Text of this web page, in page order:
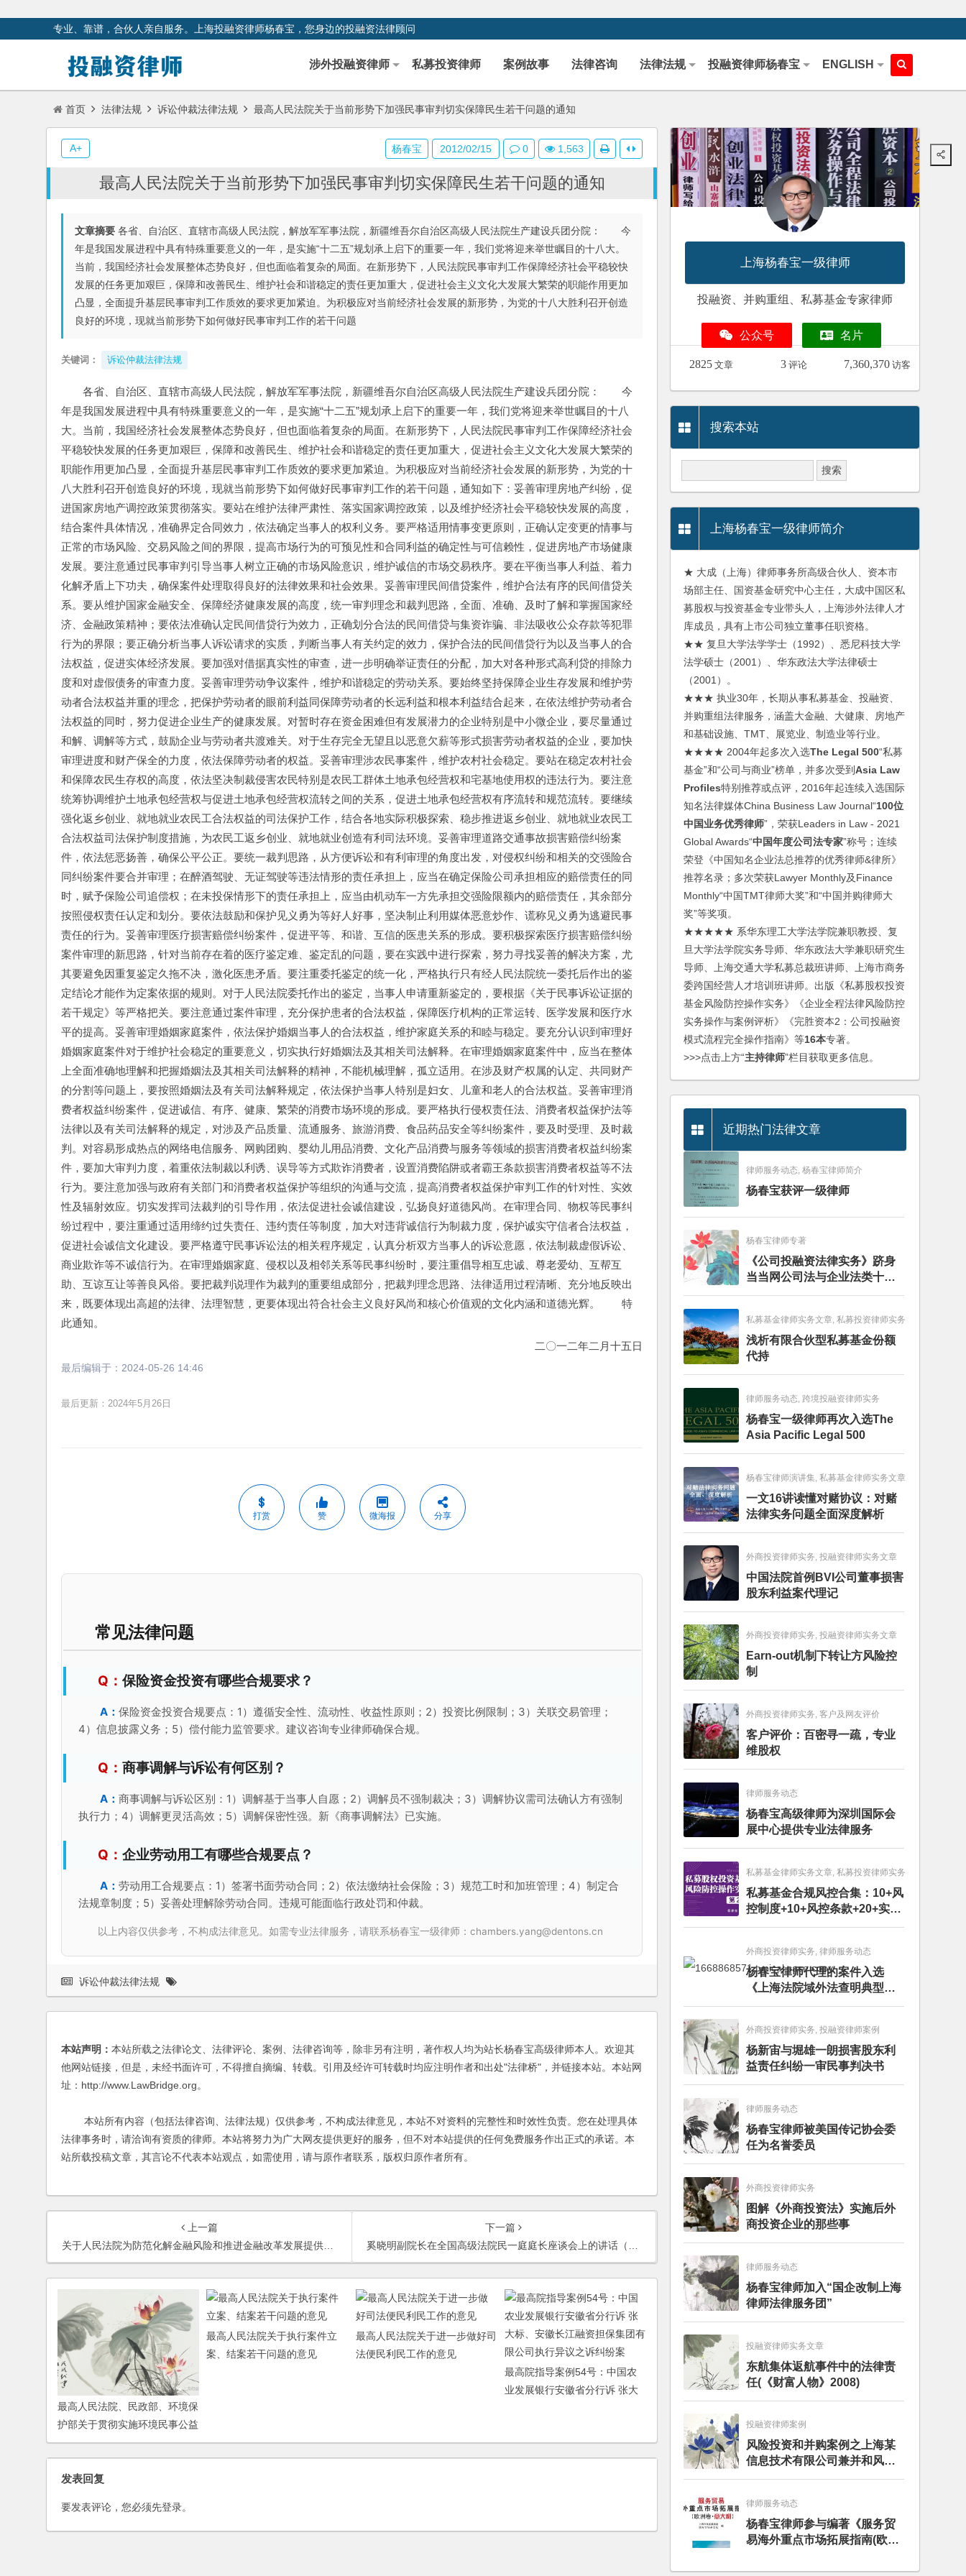
专业、靠谱，合伙人亲自服务。上海投融资律师杨春宝，您身边的投融资法律顾问
涉外投融资律师 私募投资律师 案例故事 法律咨询 法律法规 投融资律师杨春宝 ENGLISH
首页 法律法规 诉讼仲裁法律法规 最高人民法院关于当前形势下加强民事审判切实保障民生若干问题的通知
最高人民法院关于当前形势下加强民事审判切实保障民生若干问题的通知
文章摘要 各省、自治区、直辖市高级人民法院，解放军军事法院，新疆维吾尔自治区高级人民法院生产建设兵团分院： 今
年是我国发展进程中具有特殊重要意义的一年，是实施“十二五”规划承上启下的重要一年，我们党将迎来举世瞩目的十八大。
当前，我国经济社会发展整体态势良好，但也面临着复杂的局面。在新形势下，人民法院民事审判工作保障经济社会平稳较快
发展的任务更加艰巨，保障和改善民生、维护社会和谐稳定的责任更加重大，促进社会主义文化大发展大繁荣的职能作用更加
凸显，全面提升基层民事审判工作质效的要求更加紧迫。为积极应对当前经济社会发展的新形势，为党的十八大胜利召开创造
良好的环境，现就当前形势下如何做好民事审判工作的若干问题
关键词： 诉讼仲裁法律法规
各省、自治区、直辖市高级人民法院，解放军军事法院，新疆维吾尔自治区高级人民法院生产建设兵团分院：　　今
年是我国发展进程中具有特殊重要意义的一年，是实施“十二五”规划承上启下的重要一年，我们党将迎来举世瞩目的十八
大。当前，我国经济社会发展整体态势良好，但也面临着复杂的局面。在新形势下，人民法院民事审判工作保障经济社会
平稳较快发展的任务更加艰巨，保障和改善民生、维护社会和谐稳定的责任更加重大，促进社会主义文化大发展大繁荣的
职能作用更加凸显，全面提升基层民事审判工作质效的要求更加紧迫。为积极应对当前经济社会发展的新形势，为党的十
八大胜利召开创造良好的环境，现就当前形势下如何做好民事审判工作的若干问题，通知如下：妥善审理房地产纠纷，促
进国家房地产调控政策贯彻落实。要站在维护法律严肃性、落实国家调控政策，以及维护经济社会平稳较快发展的高度，
结合案件具体情况，准确界定合同效力，依法确定当事人的权利义务。要严格适用情事变更原则，正确认定变更的情事与
正常的市场风险、交易风险之间的界限，提高市场行为的可预见性和合同利益的确定性与可信赖性，促进房地产市场健康
发展。要注意通过民事审判引导当事人树立正确的市场风险意识，维护诚信的市场交易秩序。要在平衡当事人利益、着力
化解矛盾上下功夫，确保案件处理取得良好的法律效果和社会效果。妥善审理民间借贷案件，维护合法有序的民间借贷关
系。要从维护国家金融安全、保障经济健康发展的高度，统一审判理念和裁判思路，全面、准确、及时了解和掌握国家经
济、金融政策精神；要依法准确认定民间借贷行为效力，正确划分合法的民间借贷与集资诈骗、非法吸收公众存款等犯罪
行为的界限；要正确分析当事人诉讼请求的实质，判断当事人有关约定的效力，保护合法的民间借贷行为以及当事人的合
法权益，促进实体经济发展。要加强对借据真实性的审查，进一步明确举证责任的分配，加大对各种形式高利贷的排除力
度和对虚假债务的审查力度。妥善审理劳动争议案件，维护和谐稳定的劳动关系。要始终坚持保障企业生存发展和维护劳
动者合法权益并重的理念，把保护劳动者的眼前利益同保障劳动者的长远利益和根本利益结合起来，在依法维护劳动者合
法权益的同时，努力促进企业生产的健康发展。对暂时存在资金困难但有发展潜力的企业特别是中小微企业，要尽量通过
和解、调解等方式，鼓励企业与劳动者共渡难关。对于生存完全无望且以恶意欠薪等形式损害劳动者权益的企业，要加快
审理进度和财产保全的力度，依法保障劳动者的权益。妥善审理涉农民事案件，维护农村社会稳定。要站在稳定农村社会
和保障农民生存权的高度，依法坚决制裁侵害农民特别是农民工群体土地承包经营权和宅基地使用权的违法行为。要注意
统筹协调维护土地承包经营权与促进土地承包经营权流转之间的关系，促进土地承包经营权有序流转和规范流转。要继续
强化返乡创业、就地就业农民工合法权益的司法保护工作，结合各地实际积极探索、稳步推进返乡创业、就地就业农民工
合法权益司法保护制度措施，为农民工返乡创业、就地就业创造有利司法环境。妥善审理道路交通事故损害赔偿纠纷案
件，依法惩恶扬善，确保公平公正。要统一裁判思路，从方便诉讼和有利审理的角度出发，对侵权纠纷和相关的交强险合
同纠纷案件要合并审理；在醉酒驾驶、无证驾驶等违法情形的责任承担上，应当在确定保险公司承担相应的赔偿责任的同
时，赋予保险公司追偿权；在未投保情形下的责任承担上，应当由机动车一方先承担交强险限额内的赔偿责任，其余部分
按照侵权责任认定和划分。要依法鼓励和保护见义勇为等好人好事，坚决制止利用媒体恶意炒作、谎称见义勇为逃避民事
责任的行为。妥善审理医疗损害赔偿纠纷案件，促进平等、和谐、互信的医患关系的形成。要积极探索医疗损害赔偿纠纷
案件审理的新思路，针对当前存在着的医疗鉴定难、鉴定乱的问题，要在实践中进行探索，努力寻找妥善的解决方案，尤
其要避免因重复鉴定久拖不决，激化医患矛盾。要注重委托鉴定的统一化，严格执行只有经人民法院统一委托后作出的鉴
定结论才能作为定案依据的规则。对于人民法院委托作出的鉴定，当事人申请重新鉴定的，要根据《关于民事诉讼证据的
若干规定》等严格把关。要注意通过案件审理，充分保护患者的合法权益，保障医疗机构的正常运转、医学发展和医疗水
平的提高。妥善审理婚姻家庭案件，依法保护婚姻当事人的合法权益，维护家庭关系的和睦与稳定。要充分认识到审理好
婚姻家庭案件对于维护社会稳定的重要意义，切实执行好婚姻法及其相关司法解释。在审理婚姻家庭案件中，应当在整体
上全面准确地理解和把握婚姻法及其相关司法解释的精神，不能机械理解，孤立适用。在涉及财产权属的认定、共同财产
的分割等问题上，要按照婚姻法及有关司法解释规定，依法保护当事人特别是妇女、儿童和老人的合法权益。妥善审理消
费者权益纠纷案件，促进诚信、有序、健康、繁荣的消费市场环境的形成。要严格执行侵权责任法、消费者权益保护法等
法律以及有关司法解释的规定，对涉及产品质量、流通服务、旅游消费、食品药品安全等纠纷案件，要及时受理、及时裁
判。对容易形成热点的网络电信服务、网购团购、婴幼儿用品消费、文化产品消费与服务等领域的损害消费者权益纠纷案
件，要加大审判力度，着重依法制裁以利诱、误导等方式欺诈消费者，设置消费陷阱或者霸王条款损害消费者权益等不法
行为。要注意加强与政府有关部门和消费者权益保护等组织的沟通与交流，提高消费者权益保护审判工作的针对性、实效
性及辐射效应。切实发挥司法裁判的引导作用，依法促进社会诚信建设，弘扬良好道德风尚。在审理合同、物权等民事纠
纷过程中，要注重通过适用缔约过失责任、违约责任等制度，加大对违背诚信行为制裁力度，保护诚实守信者合法权益，
促进社会诚信文化建设。要严格遵守民事诉讼法的相关程序规定，认真分析双方当事人的诉讼意愿，依法制裁虚假诉讼、
商业欺诈等不诚信行为。在审理婚姻家庭、侵权以及相邻关系等民事纠纷时，要注重倡导相互忠诚、尊老爱幼、互帮互
助、互谅互让等善良风俗。要把裁判说理作为裁判的重要组成部分，把裁判理念思路、法律适用过程清晰、充分地反映出
来，既要体现出高超的法律、法理智慧，更要体现出符合社会主义良好风尚和核心价值观的文化内涵和道德光辉。　　特
此通知。
二〇一二年二月十五日
最后编辑于： 2024-05-26 14:46
最后更新：2024年5月26日
打赏 赞 微海报 分享
常见法律问题
保险资金投资有哪些合规要求？
保险资金投资合规要点：1）遵循安全性、流动性、收益性原则；2）投资比例限制；3）关联交易管理；
4）信息披露义务；5）偿付能力监管要求。建议咨询专业律师确保合规。
商事调解与诉讼有何区别？
商事调解与诉讼区别：1）调解基于当事人自愿；2）调解员不强制裁决；3）调解协议需司法确认方有强制
执行力；4）调解更灵活高效；5）调解保密性强。新《商事调解法》已实施。
企业劳动用工有哪些合规要点？
劳动用工合规要点：1）签署书面劳动合同；2）依法缴纳社会保险；3）规范工时和加班管理；4）制定合
法规章制度；5）妥善处理解除劳动合同。违规可能面临行政处罚和仲裁。
以上内容仅供参考，不构成法律意见。如需专业法律服务，请联系杨春宝一级律师：chambers.yang@dentons.cn
杨春宝 2012/02/15 0 1,563
A+
诉讼仲裁法律法规
本站声明： 本站所载之法律论文、法律评论、案例、法律咨询等，除非另有注明，著作权人均为站长杨春宝高级律师本人。欢迎其
他网站链接，但是，未经书面许可，不得擅自摘编、转载。引用及经许可转载时均应注明作者和出处"法律桥"，并链接本站。本站网
址：http://www.LawBridge.org。
本站所有内容（包括法律咨询、法律法规）仅供参考，不构成法律意见，本站不对资料的完整性和时效性负责。您在处理具体
法律事务时，请洽询有资质的律师。本站将努力为广大网友提供更好的服务，但不对本站提供的任何免费服务作出正式的承诺。本
站所载投稿文章，其言论不代表本站观点，如需使用，请与原作者联系，版权归原作者所有。
上一篇
关于人民法院为防范化解金融风险和推进金融改革发展提供司法保障的指导意见
下一篇
奚晓明副院长在全国高级法院民一庭庭长座谈会上的讲话（节选）
最高人民法院、民政部、环境保
护部关于贯彻实施环境民事公益
诉讼制度的通知
最高人民法院关于执行案件立
案、结案若干问题的意见
最高人民法院关于进一步做好司
法便民利民工作的意见
最高院指导案例54号：中国农
业发展银行安徽省分行诉 张大
发表回复
要发表评论，您必须先登录。
上海杨春宝一级律师
投融资、并购重组、私募基金专家律师
公众号 名片
2825 文章 3 评论 7,360,370 访客
搜索本站
上海杨春宝一级律师简介
★ 大成（上海）律师事务所高级合伙人、资本市
场部主任、国资基金研究中心主任，大成中国区私
募股权与投资基金专业带头人，上海涉外法律人才
库成员，具有上市公司独立董事任职资格。
★★ 复旦大学法学学士（1992）、悉尼科技大学
法学硕士（2001）、华东政法大学法律硕士
（2001）。
★★★ 执业30年，长期从事私募基金、投融资、
并购重组法律服务，涵盖大金融、大健康、房地产
和基础设施、TMT、展览业、制造业等行业。
★★★★ 2004年起多次入选The Legal 500“私募
基金”和“公司与商业”榜单，并多次受到Asia Law
Profiles特别推荐或点评，2016年起连续入选国际
知名法律媒体China Business Law Journal“100位
中国业务优秀律师”，荣获Leaders in Law - 2021
Global Awards“中国年度公司法专家”称号；连续
荣登《中国知名企业法总推荐的优秀律师&律所》
推荐名录；多次荣获Lawyer Monthly及Finance
Monthly“中国TMT律师大奖”和“中国并购律师大
奖”等奖项。
★★★★★ 系华东理工大学法学院兼职教授、复
旦大学法学院实务导师、华东政法大学兼职研究生
导师、上海交通大学私募总裁班讲师、上海市商务
委跨国经营人才培训班讲师。出版《私募股权投资
基金风险防控操作实务》《企业全程法律风险防控
实务操作与案例评析》《完胜资本2：公司投融资
模式流程完全操作指南》等16本专著。
>>>点击上方“主持律师”栏目获取更多信息。
近期热门法律文章
律师服务动态, 杨春宝律师简介
杨春宝获评一级律师
杨春宝律师专著
《公司投融资法律实务》跻身
当当网公司法与企业法类十大
畅销图书榜
私募基金律师实务文章, 私募投资律师实务
浅析有限合伙型私募基金份额
代持
律师服务动态, 跨境投融资律师实务
杨春宝一级律师再次入选The
Asia Pacific Legal 500
杨春宝律师演讲集, 私募基金律师实务文章
一文16讲读懂对赌协议：对赌
法律实务问题全面深度解析
外商投资律师实务, 投融资律师实务文章
中国法院首例BVI公司董事损害
股东利益案代理记
外商投资律师实务, 投融资律师实务文章
Earn-out机制下转让方风险控
制
外商投资律师实务, 客户及网友评价
客户评价：百密寻一疏，专业
维股权
律师服务动态
杨春宝高级律师为深圳国际会
展中心提供专业法律服务
私募基金律师实务文章, 私募投资律师实务
私募基金合规风控合集：10+风
控制度+10+风控条款+20+实务
文章+每月动态
外商投资律师实务, 律师服务动态
杨春宝律师代理的案件入选
《上海法院域外法查明典型案
例》
外商投资律师实务, 投融资律师案例
杨新宙与堀雄一朗损害股东利
益责任纠纷一审民事判决书
律师服务动态
杨春宝律师被美国传记协会委
任为名誉委员
外商投资律师实务
图解《外商投资法》实施后外
商投资企业的那些事
律师服务动态
杨春宝律师加入“国企改制上海
律师法律服务团”
投融资律师实务文章
东航集体返航事件中的法律责
任(《财富人物》2008)
投融资律师案例
风险投资和并购案例之上海某
信息技术有限公司兼并和风险
投资服务
律师服务动态
杨春宝律师参与编著《服务贸
易海外重点市场拓展指南(欧洲